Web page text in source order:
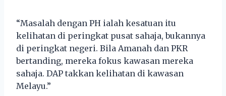
“Masalah dengan PH ialah kesatuan itu
kelihatan di peringkat pusat sahaja, bukannya
di peringkat negeri. Bila Amanah dan PKR
bertanding, mereka fokus kawasan mereka
sahaja. DAP takkan kelihatan di kawasan
Melayu.”